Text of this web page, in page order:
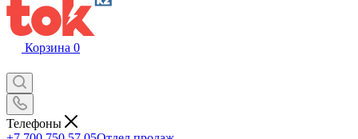
Корзина 0
Телефоны